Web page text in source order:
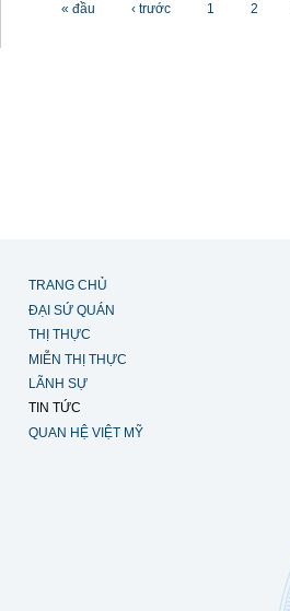
« đầu ‹ trước 1 2
TRANG CHỦ
ĐẠI SỨ QUÁN
THỊ THỰC
MIỄN THỊ THỰC
LÃNH SỰ
TIN TỨC
QUAN HỆ VIỆT MỸ